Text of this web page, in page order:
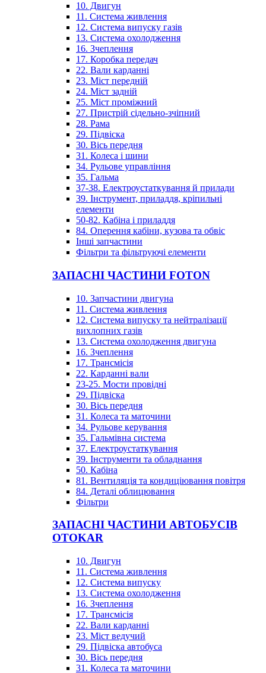
10. Двигун
11. Система живлення
12. Система випуску газів
13. Система охолодження
16. Зчеплення
17. Коробка передач
22. Вали карданні
23. Міст передній
24. Міст задній
25. Міст проміжний
27. Пристрій сідельно-зчіпний
28. Рама
29. Підвіска
30. Вісь передня
31. Колеса і шини
34. Рульове управління
35. Гальма
37-38. Електроустаткування й прилади
39. Інструмент, приладдя, кріпильні
елементи
50-82. Кабіна і приладдя
84. Оперення кабіни, кузова та обвіс
Інші запчастини
Фільтри та фільтруючі елементи
ЗАПАСНІ ЧАСТИНИ FOTON
10. Запчастини двигуна
11. Система живлення
12. Система випуску та нейтралізації
вихлопних газів
13. Система охолодження двигуна
16. Зчеплення
17. Трансмісія
22. Карданні вали
23-25. Мости провідні
29. Підвіска
30. Вісь передня
31. Колеса та маточини
34. Рульове керування
35. Гальмівна система
37. Електроустаткування
39. Інструменти та обладнання
50. Кабіна
81. Вентиляція та кондиціювання повітря
84. Деталі облицювання
Фільтри
ЗАПАСНІ ЧАСТИНИ АВТОБУСІВ
OTOKAR
10. Двигун
11. Система живлення
12. Система випуску
13. Система охолодження
16. Зчеплення
17. Трансмісія
22. Вали карданні
23. Міст ведучий
29. Підвіска автобуса
30. Вісь передня
31. Колеса та маточини